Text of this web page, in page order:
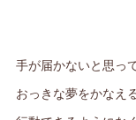
手が届かないと思っ
おっきな夢をかなえ